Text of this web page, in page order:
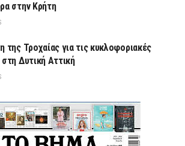
στην Κρήτη
της Τροχαίας για τις κυκλοφοριακές
Δυτική Αττική